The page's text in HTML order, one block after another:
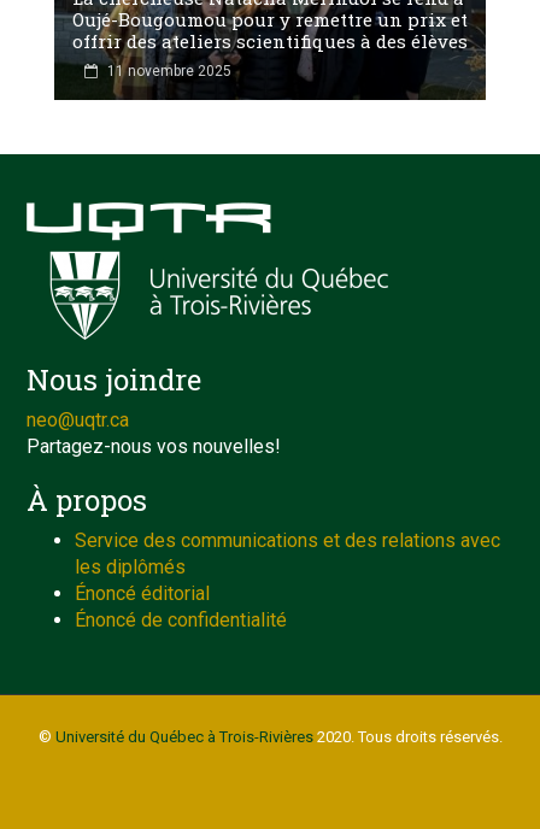
Oujé-Bougoumou pour y remettre un prix et
offrir des ateliers scientifiques à des élèves
11 novembre 2025
Nous joindre
neo@uqtr.ca
Partagez-nous vos nouvelles!
À propos
Service des communications et des relations avec
les diplômés
Énoncé éditorial
Énoncé de confidentialité
© Université du Québec à Trois-Rivières2020. Tous droits réservés.